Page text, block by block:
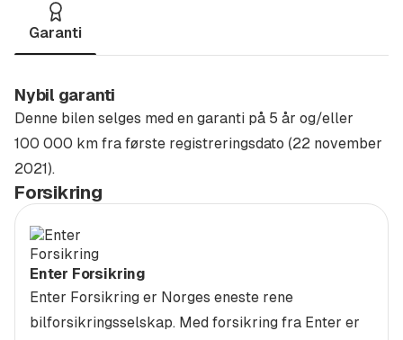
✔ Plug-in hybrid
✔ Maks komfort
✔ Sportslig AMG-design
Velkommen til Autostrada Notodden - Kjøp Trygt Hos
Oss!
Vi er autorisert Mercedes-Benz, Peugeot og Kia
forhandler. Vi holder til i Merdeveien 8b på Notodden
tett inntil E134. Kommer du med fly til Gardermoen, er
det gode bussforbindelser til Notodden hvor vi gjerne
henter deg/dere på terminalen.
Avstand med bil:
Kongsberg: 35 min.
Garanti
Nybil garanti
Denne bilen selges med en garanti på 5 år og/eller
100 000 km fra første registreringsdato (22 november
2021).
Forsikring
Enter Forsikring
Enter Forsikring er Norges eneste rene
bilforsikringsselskap. Med forsikring fra Enter er